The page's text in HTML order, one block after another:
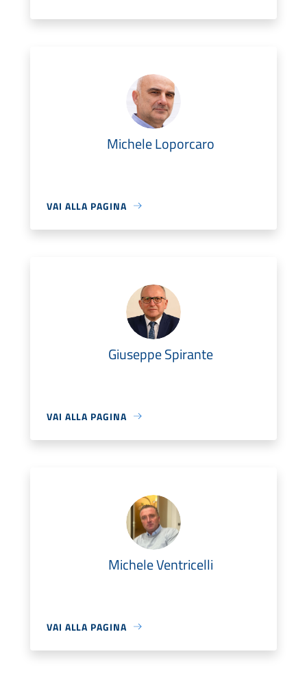
Michele Loporcaro
VAI ALLA PAGINA
Giuseppe Spirante
VAI ALLA PAGINA
Michele Ventricelli
VAI ALLA PAGINA